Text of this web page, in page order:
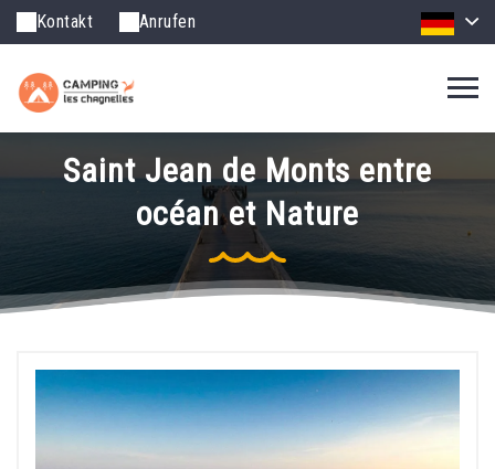
Kontakt Anrufen
Saint Jean de Monts entre
océan et Nature